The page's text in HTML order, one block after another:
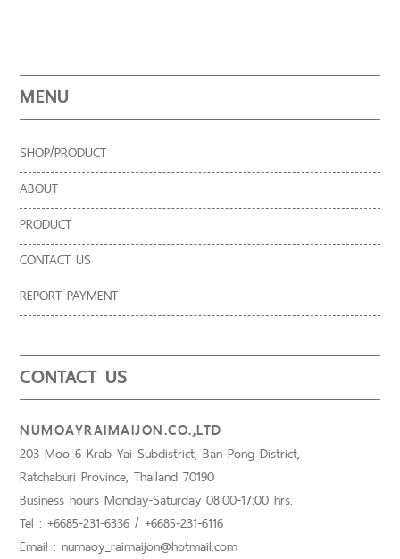
MENU
SHOP/PRODUCT
ABOUT
PRODUCT
CONTACT US
REPORT PAYMENT
CONTACT US
NUMOAYRAIMAIJON.CO.,LTD
203 Moo 6 Krab Yai Subdistrict, Ban Pong District,
Ratchaburi Province, Thailand 70190
Business hours Monday-Saturday 08:00-17:00 hrs.
Tel : +6685-231-6336 / +6685-231-6116
Email : numaoy_raimaijon@hotmail.com